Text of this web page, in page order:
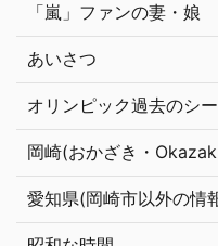
「嵐」ファンの妻・娘
あいさつ
オリンピック過去のシ
岡崎(おかざき・
愛知県(岡崎市以外の情